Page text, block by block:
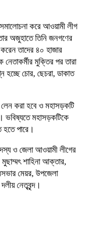
করে আওয়ামী লীগ
অজুহাতে তিনি জনগণের
তাদের ৪০ হাজার
মুক্তির পর তারা
হচ্ছে চোর, ছেচরা, ডাকাত
লেন করা হবে ও মহাসড়কটি
ভবিষ্যতে মহাসড়কটিকে
হতে পারে।
ও জেলা আওয়ামী লীগের
শাহিনা আক্তার,
মেয়র, উপজেলা
নেতৃবৃন্দ।